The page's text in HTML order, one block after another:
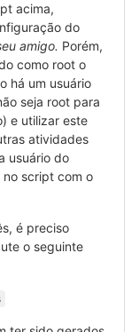
acima,
do
amigo. Porém,
como root o
há um usuário
seja root para
e utilizar este
atividades
usuário do
script com o
é preciso
o seguinte